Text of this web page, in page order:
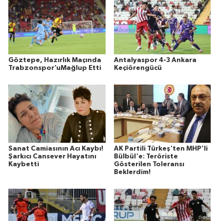
Göztepe, Hazırlık Maçında
Trabzonspor’uMağlup Etti
Antalyaspor 4-3 Ankara
Keçiörengücü
Sanat Camiasının Acı Kaybı!
Şarkıcı Cansever Hayatını
Kaybetti
AK Partili Türkeş'ten MHP’li
Bülbül'e: Teröriste
Gösterilen Toleransı
Beklerdim!